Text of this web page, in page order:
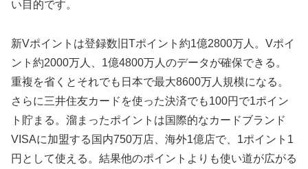
い目的です。
新Vポイントは登録数旧Tポイント約1億2800万人。Vポイ
ント約2000万人、1億4800万人のデータが確保できる。
重複を省くとそれでも日本で最大8600万人規模になる。
さらに三井住友カードを使った決済でも100円で1ポイン
ト貯まる。溜まったポイントは国際的なカードブランド
VISAに加盟する国内750万店、海外1億店で、1ポイント1
円として使える。結果他のポイントよりも使い道が広がる